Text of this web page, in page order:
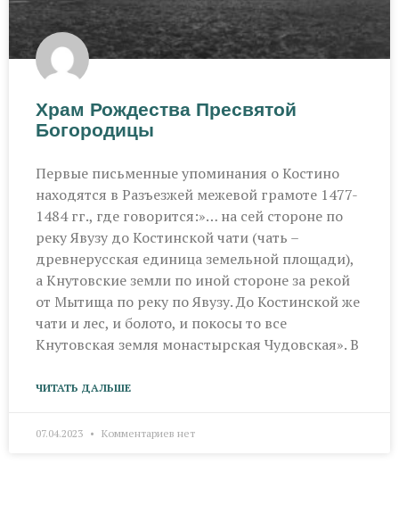
Храм Рождества Пресвятой
Богородицы
Первые письменные упоминания о Костино
находятся в Разъезжей межевой грамоте 1477-
1484 гг., где говорится:»… на сей стороне по
реку Явузу до Костинской чати (чать –
древнерусская единица земельной площади),
а Кнутовские земли по иной стороне за рекой
от Мытища по реку по Явузу. До Костинской же
чати и лес, и болото, и покосы то все
Кнутовская земля монастырская Чудовская». В
ЧИТАТЬ ДАЛЬШЕ
07.04.2023 Комментариев нет